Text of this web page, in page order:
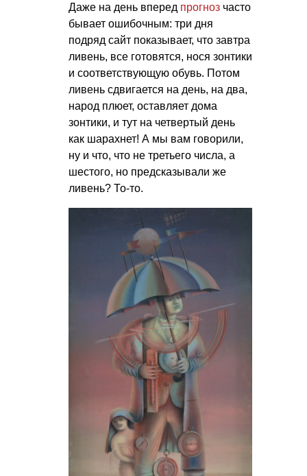
Даже на день вперед прогноз часто
бывает ошибочным: три дня
подряд сайт показывает, что завтра
ливень, все готовятся, нося зонтики
и соответствующую обувь. Потом
ливень сдвигается на день, на два,
народ плюет, оставляет дома
зонтики, и тут на четвертый день
как шарахнет! А мы вам говорили,
ну и что, что не третьего числа, а
шестого, но предсказывали же
ливень? То-то.